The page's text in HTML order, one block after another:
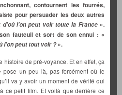
contournent les fourrés,
pour persuader les deux autres
l’on peut voir toute la France».
fauteuil et sort de son ennui : «
l’on peut tout voir ? ».
histoire de pré-voyance. Et en effet, ça
pose un peu là, pas forcément où le
va y avoir un moment de vérité qui
ce petit film. Et voilà que derrière ce